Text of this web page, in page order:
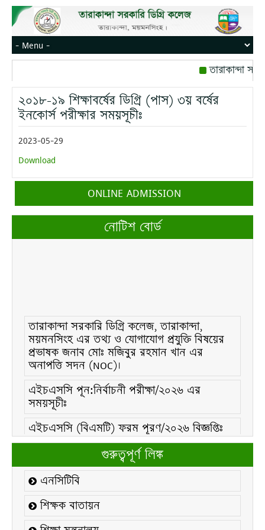
তারাকান্দা
রোজ বৃহস্পতিবার।
মোবাইল নম্বর:
২০১৮-১৯ শিক্ষাবর্ষের ডিগ্রি (পাস) ৩য় বর্ষের
ইনকোর্স পরীক্ষার সময়সূচীঃ
2023-05-29
Download
ONLINE ADMISSION
নোটিশ বোর্ড
তারাকান্দা সরকারি ডিগ্রি কলেজ, তারাকান্দা,
ময়মনসিংহ এর তথ্য ও যোগাযোগ প্রযুক্তি বিষয়ের
প্রভাষক জনাব মোঃ মজিবুর রহমান খান এর
অনাপত্তি সদন (NOC)।
এইচএসসি পূন:নির্বাচনী পরীক্ষা/২০২৬ এর
সময়সূচীঃ
এইচএসসি (বিএমটি) ফরম পূরণ/২০২৬ বিজ্ঞপ্তিঃ
এইচএসসি ফরম/২০২৬ পূরণ বিজ্ঞপ্তিঃ
২১ ফেব্রুয়ারি/২০২৬ ইং তারিখে “শহিদ দিবস ও
আন্তর্জাতিক মাতৃভাষা দিবস-২০২৬ উদযাপন
উপলক্ষ্যে নোটিশঃ
কলেজ বন্ধ সংক্রান্ত নোটিশঃ
গুরুত্বপূর্ণ লিঙ্ক
এনসিটিবি
শিক্ষক বাতায়ন